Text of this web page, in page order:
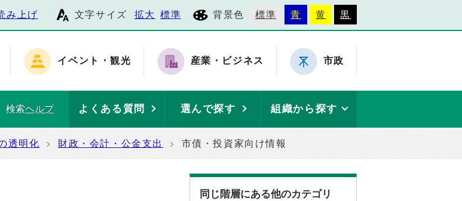
み上げ 文字サイズ 拡大 標準 背景色 標準 青 黄 黒
イベント・観光 産業・ビジネス 市政
検索ヘルプ よくある質問 選んで探す 組織から探す
透明化 財政・会計・公金支出 市債・投資家向け情報
同じ階層にある他のカテゴリ